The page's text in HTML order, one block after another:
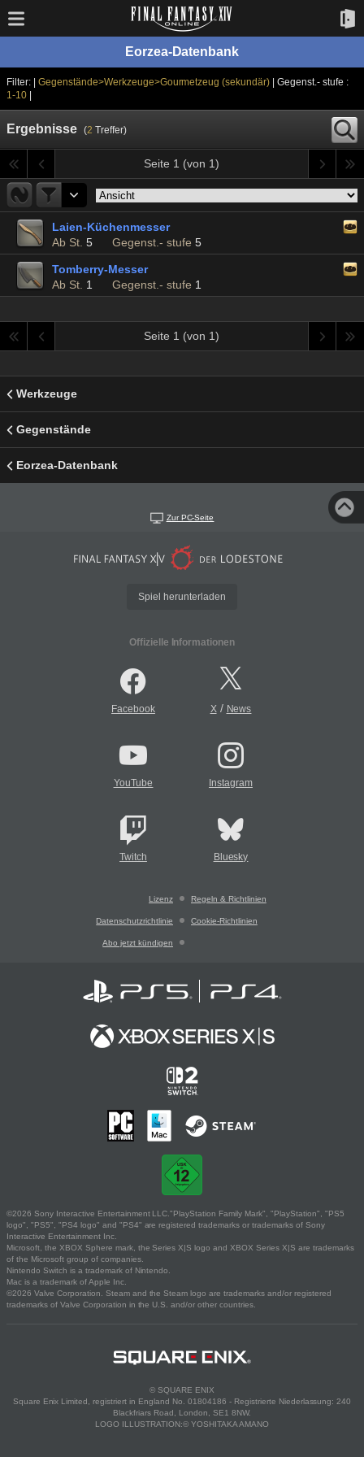
Eorzea-Datenbank
Filter: | Gegenstände>Werkzeuge>Gourmetzeug (sekundär)
| Gegenst.- stufe :
1-10|
Ergebnisse (2 Treffer)
Seite 1 (von 1)
Laien-Küchenmesser
Ab St. 5 Gegenst.- stufe 5
Tomberry-Messer
Ab St. 1 Gegenst.- stufe 1
Seite 1 (von 1)
Werkzeuge
Gegenstände
Eorzea-Datenbank
Zur PC-Seite
Spiel herunterladen
Offizielle Informationen
Facebook X/ News
YouTube Instagram
Twitch Bluesky
Lizenz Regeln & Richtlinien
Datenschutzrichtlinie Cookie-Richtlinien
Abo jetzt kündigen
©2026 Sony Interactive Entertainment LLC."PlayStation Family Mark", "PlayStation", "PS5
logo", "PS5", "PS4 logo" and "PS4" are registered trademarks or trademarks of Sony
Interactive Entertainment Inc.
Microsoft, the XBOX Sphere mark, the Series X|S logo and XBOX Series X|S are trademarks
of the Microsoft group of companies.
Nintendo Switch is a trademark of Nintendo.
Mac is a trademark of Apple Inc.
©2026 Valve Corporation. Steam and the Steam logo are trademarks and/or registered
trademarks of Valve Corporation in the U.S. and/or other countries.
© SQUARE ENIX
Square Enix Limited, registriert in England No. 01804186 - Registrierte Niederlassung: 240
Blackfriars Road, London, SE1 8NW.
LOGO ILLUSTRATION:© YOSHITAKA AMANO